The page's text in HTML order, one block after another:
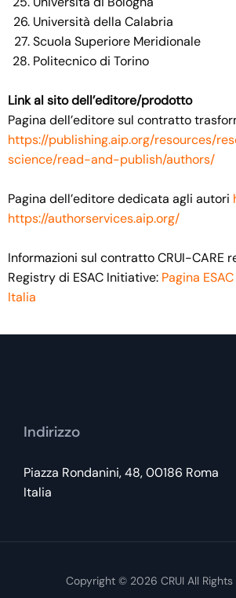
Università della Calabria
Scuola Superiore Meridionale
Politecnico di Torino
Link al sito dell’editore/prodotto
Pagina dell’editore sul contratto
https://publishing.aip.org/resources/
science/read-and-publish/authors/
Pagina dell’editore dedicata agli autori
https://authorservices.aip.org/
Informazioni sul contratto CRUI-CARE
Registry di ESAC Initiative: Pagina
Italia
Indirizzo
Piazza Rondanini, 48, 00186 Roma
Italia
Copyright © 2026 CRUI All Rights